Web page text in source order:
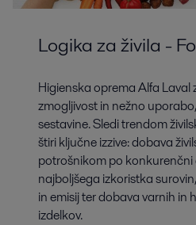
Logika za živila -
Higienska oprema Alfa Laval
zmogljivost in nežno
sestavine. Sledi trendom
štiri ključne izzive: dobava
potrošnikom po konkurenčni
najboljšega izkoristka
in emisij ter dobava varnih in
izdelkov.